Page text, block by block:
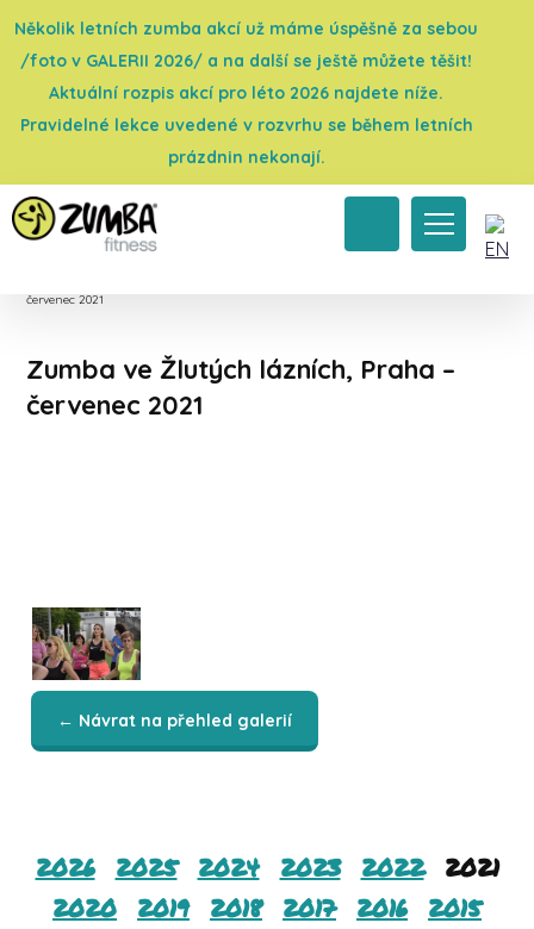
Několik letních zumba akcí už máme úspěšně za sebou
/foto v GALERII 2026/ a na další se ještě můžete těšit!
Aktuální rozpis akcí pro léto 2026 najdete níže.
Pravidelné lekce uvedené v rozvrhu se během letních
prázdnin nekonají.
červenec 2021
Zumba ve Žlutých lázních, Praha –
červenec 2021
← Návrat na přehled galerií
2026 2025 2024 2023 2022
2021
2020
2019 2018 2017 2016
2015